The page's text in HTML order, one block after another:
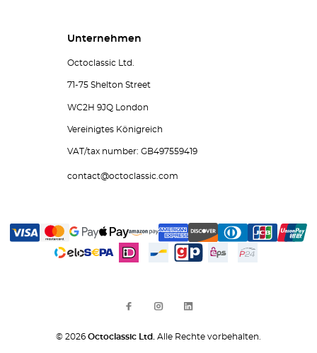
Unternehmen
Octoclassic Ltd.
71-75 Shelton Street
WC2H 9JQ London
Vereinigtes Königreich
VAT/tax number: GB497559419
contact@octoclassic.com
© 2026 Octoclassic Ltd. Alle Rechte vorbehalten.